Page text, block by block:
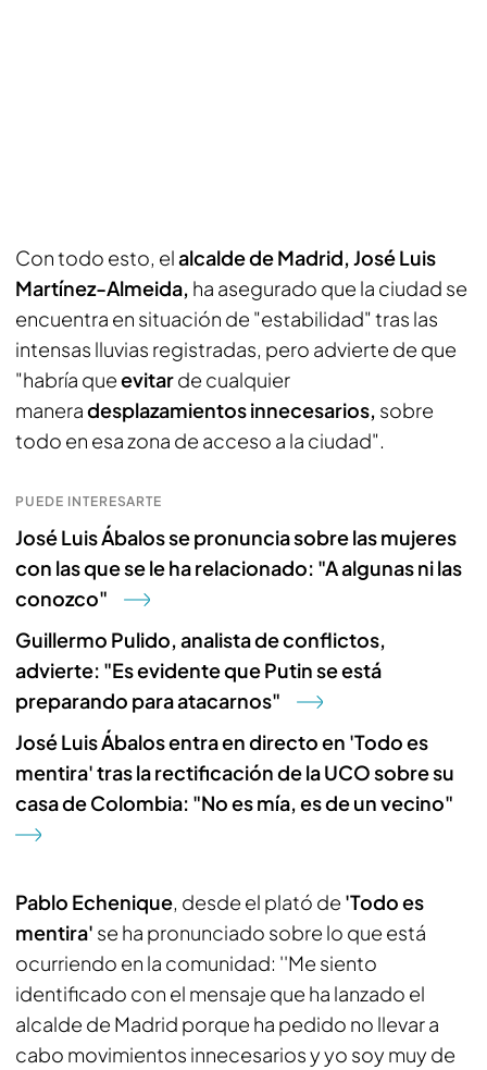
Con todo esto, elalcalde de Madrid, José Luis
Martínez-Almeida, ha asegurado que la ciudad se
encuentra en situación de "estabilidad" tras las
intensas lluvias registradas, pero advierte de que
"habría queevitarde cualquier
maneradesplazamientos innecesarios, sobre
todo en esa zona de acceso a la ciudad".
PUEDE INTERESARTE
José Luis Ábalos se pronuncia sobre las mujeres
con las que se le ha relacionado: "A algunas ni las
conozco"
Guillermo Pulido, analista de conflictos,
advierte: "Es evidente que Putin se está
preparando para atacarnos"
José Luis Ábalos entra en directo en 'Todo es
mentira' tras la rectificación de la UCO sobre su
casa de Colombia: "No es mía, es de un vecino"
Pablo Echenique, desde el plató de 'Todo es
mentira' se ha pronunciado sobre lo que está
ocurriendo en la comunidad: ''Me siento
identificado con el mensaje que ha lanzado el
alcalde de Madrid porque ha pedido no llevar a
cabo movimientos innecesarios y yo soy muy de